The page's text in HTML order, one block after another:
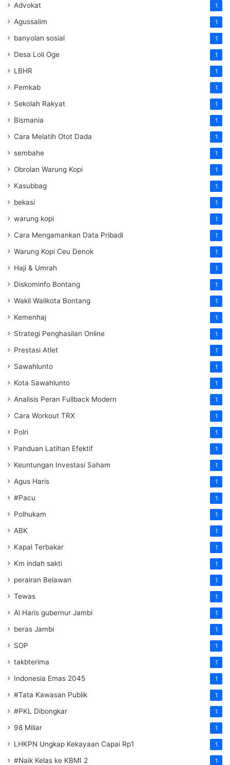
Advokat 1
Agussalim 1
banyolan sosial 1
Desa Loli Oge 1
LBHR 1
Pemkab 1
Sekolah Rakyat 1
Bismania 1
Cara Melatih Otot Dada 1
sembahe 1
Obrolan Warung Kopi 1
Kasubbag 1
bekasi 1
warung kopi 1
Cara Mengamankan Data Pribadi 1
Warung Kopi Ceu Denok 1
Haji & Umrah 1
Diskominfo Bontang 1
Wakil Walikota Bontang 1
Kemenhaj 1
Strategi Penghasilan Online 1
Prestasi Atlet 1
Sawahlunto 1
Kota Sawahlunto 1
Analisis Peran Fullback Modern 1
Cara Workout TRX 1
Polri 1
Panduan Latihan Efektif 1
Keuntungan Investasi Saham 1
Agus Haris 1
#Pacu 1
Polhukam 1
ABK 1
Kapal Terbakar 1
Km indah sakti 1
perairan Belawan 1
Tewas 1
Al Haris gubernur Jambi 1
beras Jambi 1
SOP 1
takbterima 1
Indonesia Emas 2045 1
#Tata Kawasan Publik 1
#PKL Dibongkar 1
98 Miliar 1
LHKPN Ungkap Kekayaan Capai Rp1 1
#Naik Kelas ke KBMI 2 1